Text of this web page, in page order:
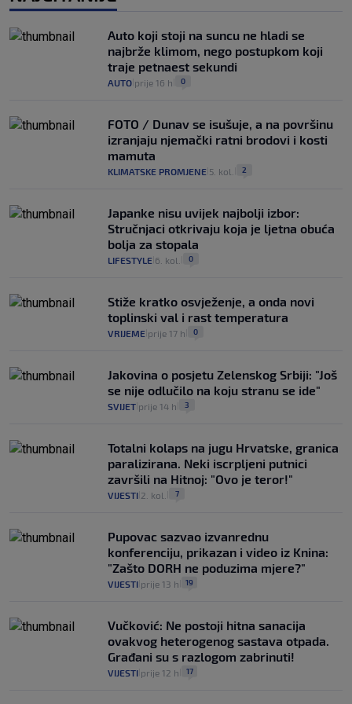
Auto koji stoji na suncu ne hladi se
najbrže klimom, nego postupkom koji
traje petnaest sekundi
AUTO prije 16 h 0
FOTO / Dunav se isušuje, a na površinu
izranjaju njemački ratni brodovi i kosti
mamuta
KLIMATSKE PROMJENE 5. kol. 2
Japanke nisu uvijek najbolji izbor:
Stručnjaci otkrivaju koja je ljetna obuća
bolja za stopala
LIFESTYLE 6. kol. 0
Stiže kratko osvježenje, a onda novi
toplinski val i rast temperatura
VRIJEME prije 17 h 0
Jakovina o posjetu Zelenskog Srbiji: "Još
se nije odlučilo na koju stranu se ide"
SVIJET prije 14 h 3
Totalni kolaps na jugu Hrvatske, granica
paralizirana. Neki iscrpljeni putnici
završili na Hitnoj: "Ovo je teror!"
VIJESTI 2. kol. 7
Pupovac sazvao izvanrednu
konferenciju, prikazan i video iz Knina:
"Zašto DORH ne poduzima mjere?"
VIJESTI prije 13 h 19
Vučković: Ne postoji hitna sanacija
ovakvog heterogenog sastava otpada.
Građani su s razlogom zabrinuti!
VIJESTI prije 12 h 17